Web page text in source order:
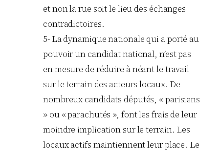
et non la rue soit le lieu des échanges
contradictoires.
5- La dynamique nationale qui a porté au
pouvoir un candidat national, n’est pas
en mesure de réduire à néant le travail
sur le terrain des acteurs locaux. De
nombreux candidats députés, « parisiens
» ou « parachutés », font les frais de leur
moindre implication sur le terrain. Les
locaux actifs maintiennent leur place. Le